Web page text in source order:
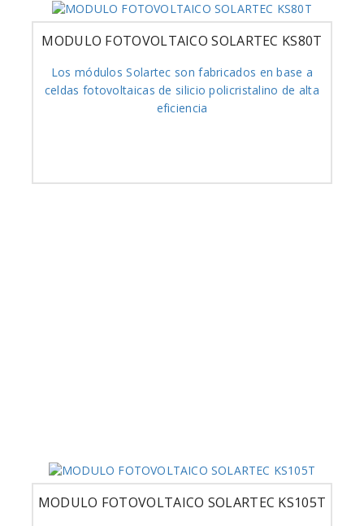
MODULO FOTOVOLTAICO SOLARTEC KS80T
Los módulos Solartec son fabricados en base a
celdas fotovoltaicas de silicio policristalino de alta
eficiencia
MODULO FOTOVOLTAICO SOLARTEC KS105T